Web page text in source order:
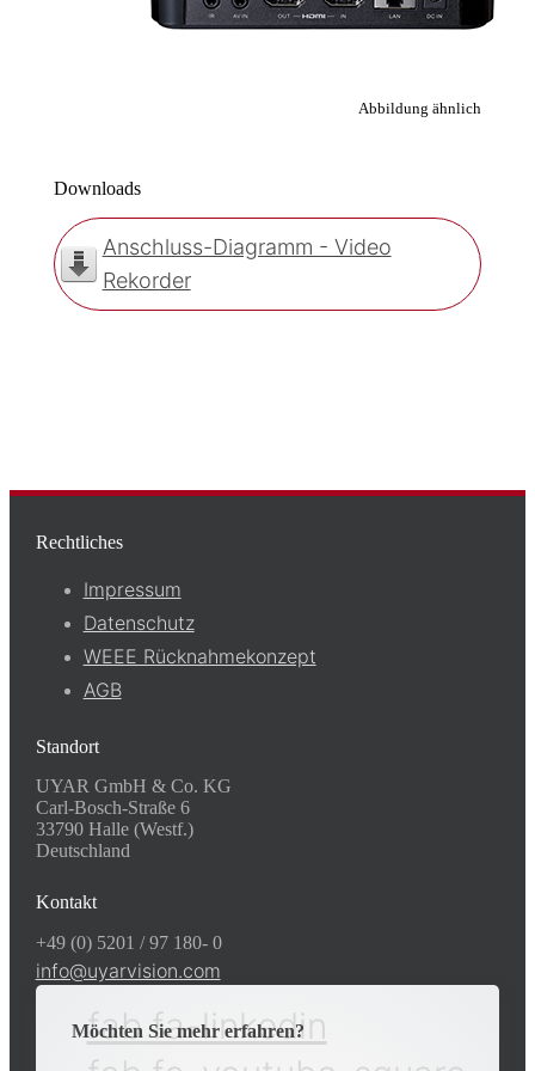
Abbildung ähnlich
Downloads
Anschluss-Diagramm - Video
Rekorder
Rechtliches
Impressum
Datenschutz
WEEE Rücknahmekonzept
AGB
Standort
UYAR GmbH & Co. KG
Carl-Bosch-Straße 6
33790 Halle (Westf.)
Deutschland
Kontakt
+49 (0) 5201 / 97 180- 0
info@uyarvision.com
fab fa-linkedin
Möchten Sie mehr erfahren?